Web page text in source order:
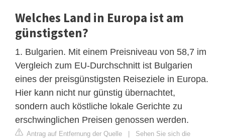
Welches Land in Europa ist am
günstigsten?
1. Bulgarien. Mit einem Preisniveau von 58,7 im
Vergleich zum EU-Durchschnitt ist Bulgarien
eines der preisgünstigsten Reiseziele in Europa.
Hier kann nicht nur günstig übernachtet,
sondern auch köstliche lokale Gerichte zu
erschwinglichen Preisen genossen werden.
Antrag auf Entfernung der Quelle | Sehen Sie sich die